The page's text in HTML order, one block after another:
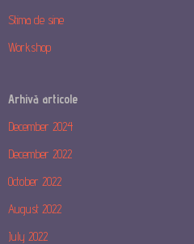
Stima de sine
Workshop
Arhivă articole
December 2024
December 2022
October 2022
August 2022
July 2022